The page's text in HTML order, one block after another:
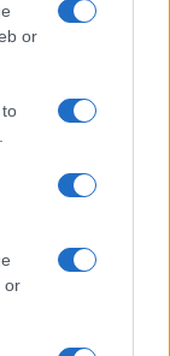
or
or